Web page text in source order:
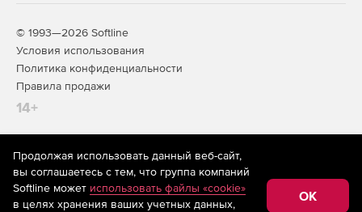
© 1993—2026 Softline
Условия использования
Политика конфиденциальности
Правила продажи
14+
На информационном ресурсе store.softline.ru применяются
рекомендательные технологии(информационные технологии
предоставления информации на основе сбора,
систематизации и анализа сведений, относящихся к
Продолжая использовать данный веб-сайт,
вы соглашаетесь с тем, что группа компаний
Softline может использовать файлы «cookie»
в целях хранения ваших учетных данных,
OK